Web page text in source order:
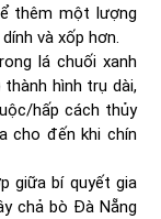
thêm một lượng
và xốp hơn.
lá chuối xanh
hình trụ dài,
hấp cách thủy
cho đến khi chín
giữa bí quyết gia
chả bò Đà Nẵng